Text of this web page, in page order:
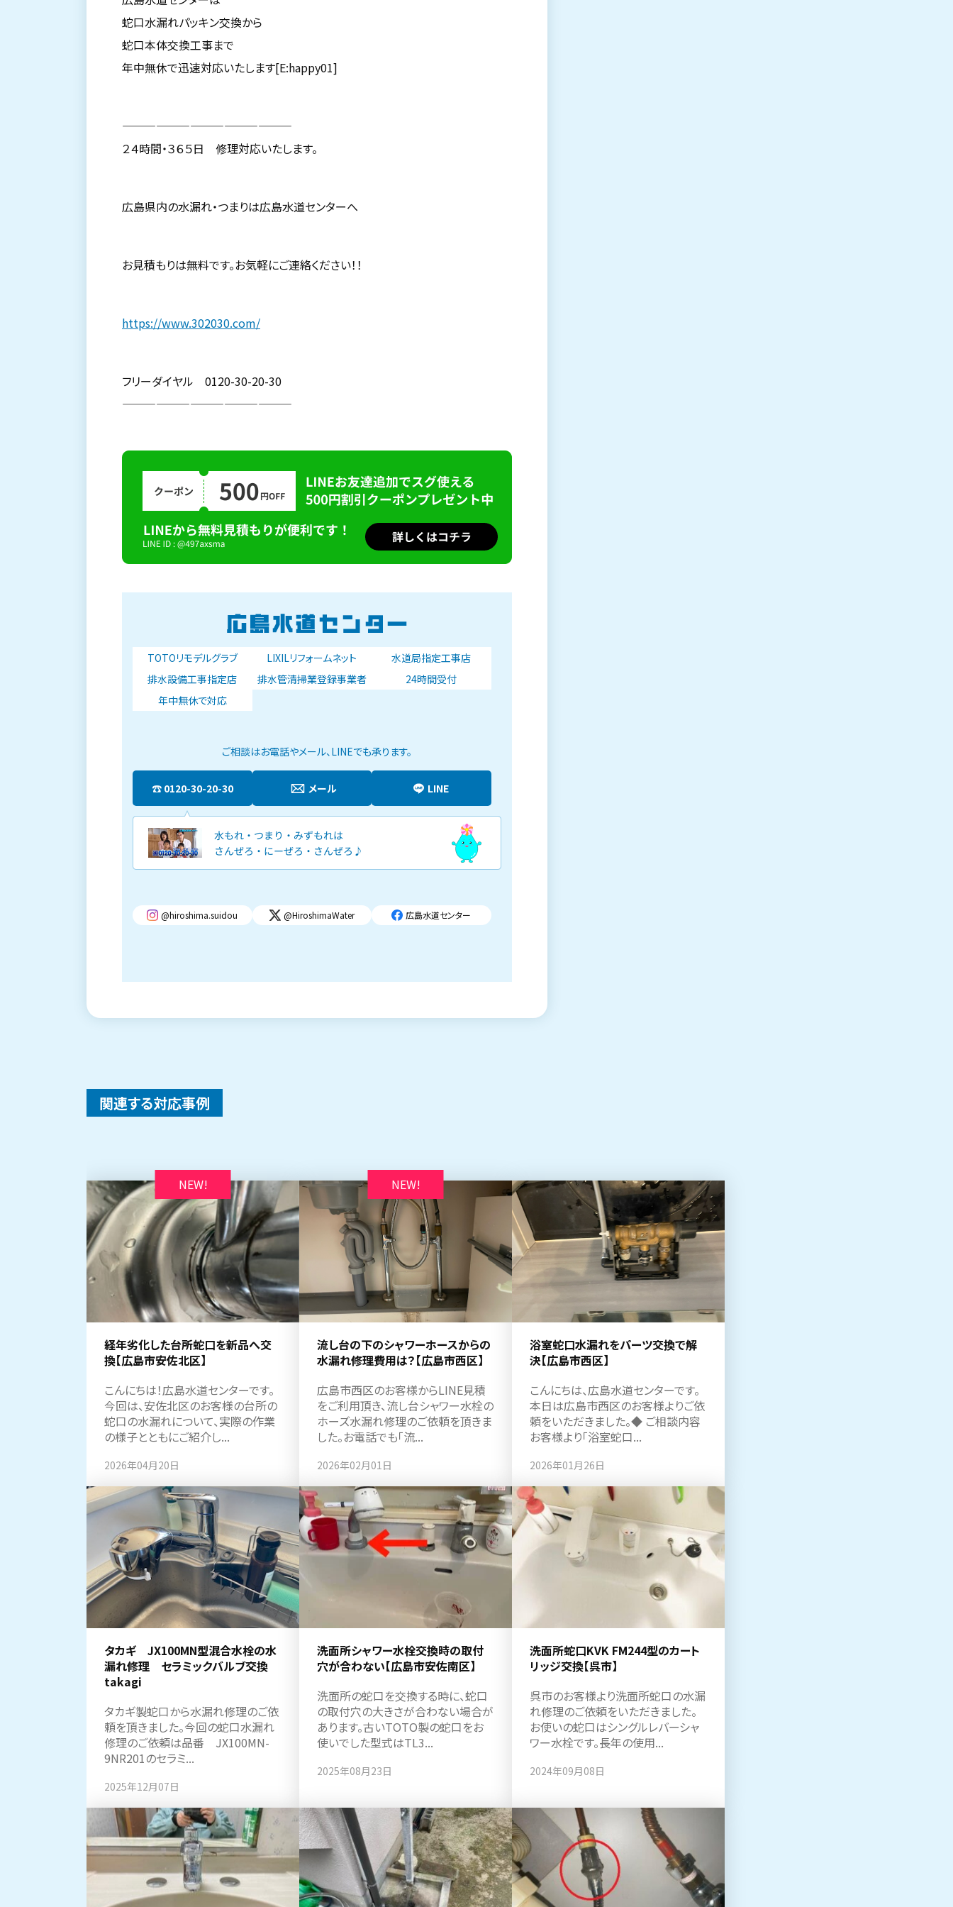
蛇口水漏れパッキン交換から
蛇口本体交換工事まで
年中無休で迅速対応いたします[E:happy01]
———————————————
２４時間・３６５日 修理対応いたします。
広島県内の水漏れ・つまりは広島水道センターへ
お見積もりは無料です。お気軽にご連絡ください！！
https://www.302030.com/
フリーダイヤル 0120-30-20-30
———————————————
TOTOリモデルグラブ LIXILリフォームネット
水道局指定工事店
排水設備工事指定店
排水管清掃業登録事業者
24時間受付
年中無休で対応
ご相談はお電話やメール、LINEでも承ります。
0120-30-20-30 メール LINE
@hiroshima.suidou @HiroshimaWater 広島水道センター
関連する対応事例
経年劣化した台所蛇口を新品へ交
換【広島市安佐北区】
こんにちは！広島水道センターです。
今回は、安佐北区のお客様の台所の
蛇口の水漏れについて、実際の作業
の様子とともにご紹介し...
2026年04月20日
流し台の下のシャワーホースからの
水漏れ修理費用は？【広島市西区】
広島市西区のお客様からLINE見積
をご利用頂き、流し台シャワー水栓の
ホーズ水漏れ修理のご依頼を頂きま
した。お電話でも「流...
2026年02月01日
浴室蛇口水漏れをパーツ交換で解
決【広島市西区】
こんにちは、広島水道センターです。
本日は広島市西区のお客様よりご依
頼をいただきました。◆ ご相談内容
お客様より「浴室蛇口...
2026年01月26日
タカギ JX100MN型混合水栓の水
漏れ修理 セラミックバルブ交換
takagi
タカギ製蛇口から水漏れ修理のご依
頼を頂きました。今回の蛇口水漏れ
修理のご依頼は品番 JX100MN-
9NR201のセラミ...
2025年12月07日
洗面所シャワー水栓交換時の取付
穴が合わない【広島市安佐南区】
洗面所の蛇口を交換する時に、蛇口
の取付穴の大きさが合わない場合が
あります。古いTOTO製の蛇口をお
使いでした型式はTL3...
2025年08月23日
洗面所蛇口KVK FM244型のカート
リッジ交換【呉市】
呉市のお客様より洗面所蛇口の水漏
れ修理のご依頼をいただきました。
お使いの蛇口はシングルレバーシャ
ワー水栓です。長年の使用...
2024年09月08日